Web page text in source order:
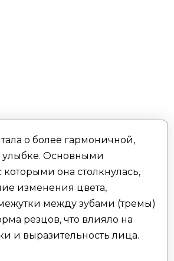
о более гармоничной,
улыбке. Основными
она столкнулась,
изменения цвета,
между зубами (тремы)
резцов, что влияло на
и выразительность лица.